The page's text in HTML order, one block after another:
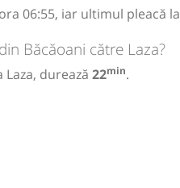
06:55, iar ultimul pleacă
Băcăoani către Laza?
durează 22min.